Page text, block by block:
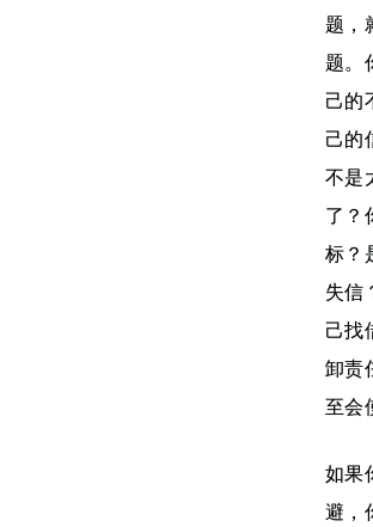
题，
题。
己的
己的
不是
了？
标？
失信
己找
卸责
至会
如果
避，